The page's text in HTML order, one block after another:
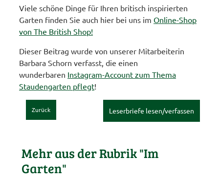
Viele schöne Dinge für Ihren britisch inspirierten
Garten finden Sie auch hier bei uns im Online-Shop
von The British Shop!
Dieser Beitrag wurde von unserer Mitarbeiterin
Barbara Schorn verfasst, die einen
wunderbaren Instagram-Account zum Thema
Staudengarten pflegt!
Zurück Leserbriefe lesen/verfassen
Mehr aus der Rubrik "Im
Garten"